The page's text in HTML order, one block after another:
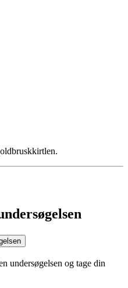
undersøgelsen og tage din